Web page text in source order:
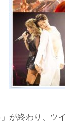
が終わり、ツ